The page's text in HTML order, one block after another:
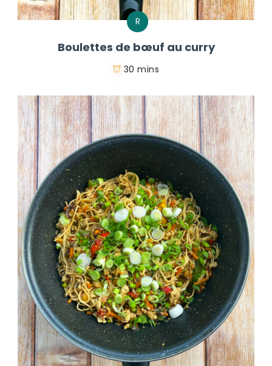
R
Boulettes de bœuf au curry
30 mins